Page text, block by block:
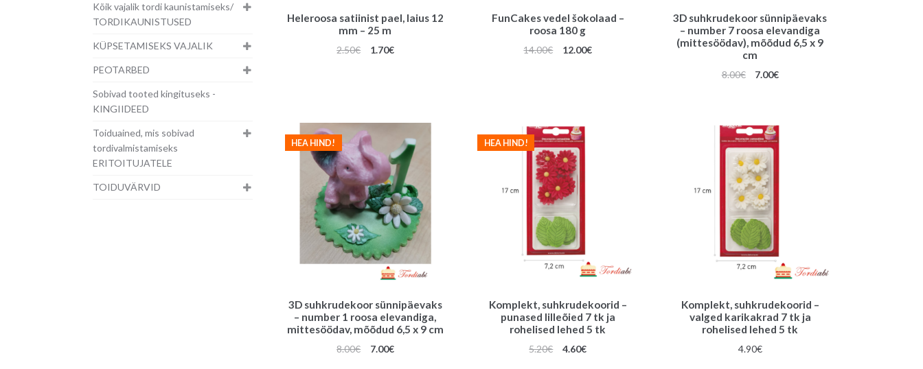
Heleroosa satiinist pael, laius 12
mm – 25 m
2.50€
Algne
1.70€Praegune
FunCakes vedel šokolaad –
roosa 180 g
14.00€
Algne
12.00€Praegune
3D suhkrudekoor sünnipäevaks
– number 7 roosa elevandiga
(mittesöödav), mõõdud 6,5 x 9
cm
8.00€
Algne
7.00€Praegune
3D suhkrudekoor sünnipäevaks
– number 1 roosa elevandiga,
mittesöödav, mõõdud 6,5 x 9 cm
HEA HIND!
8.00€
Algne
7.00€Praegune
Komplekt, suhkrudekoorid –
punased lilleõied 7 tk ja
rohelised lehed 5 tk
HEA HIND!
5.20€
Algne
4.60€Praegune
Komplekt, suhkrudekoorid –
valged karikakrad 7 tk ja
rohelised lehed 5 tk
4.90€
Kõik vajalik tordi kaunistamiseks/
TORDIKAUNISTUSED
KÜPSETAMISEKS VAJALIK
PEOTARBED
Sobivad tooted kingituseks -
KINGIIDEED
Toiduained, mis sobivad
tordivalmistamiseks
ERITOITUJATELE
TOIDUVÄRVID